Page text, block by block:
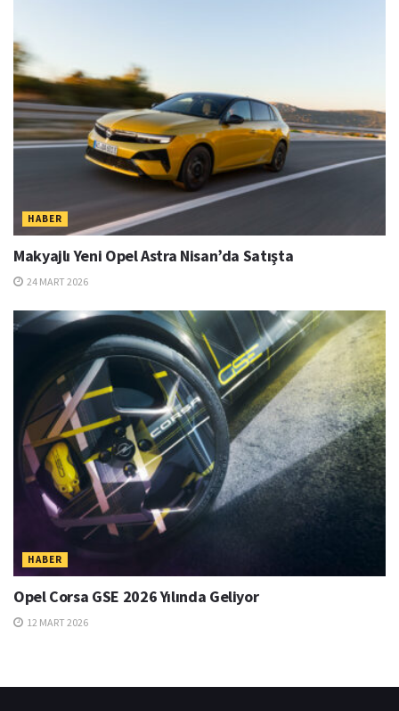
HABER
Makyajlı Yeni Opel Astra Nisan’da Satışta
24 MART 2026
HABER
Opel Corsa GSE 2026 Yılında Geliyor
12 MART 2026